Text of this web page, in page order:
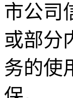
市公司
或部分
务的使